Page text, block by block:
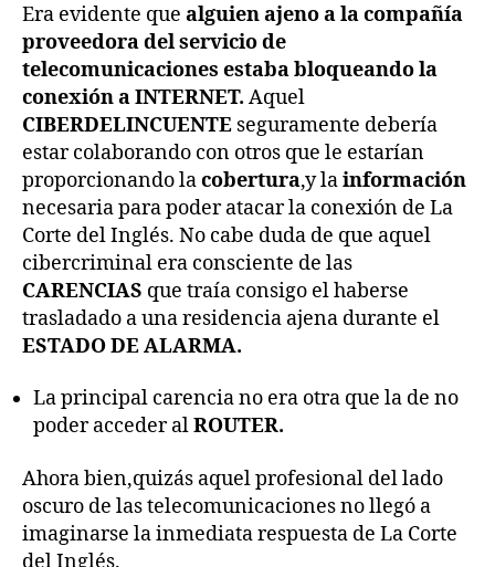
Era evidente que alguien ajeno a la compañía
proveedora del servicio de
telecomunicaciones estaba bloqueando la
conexión a INTERNET. Aquel
CIBERDELINCUENTE seguramente debería
estar colaborando con otros que le estarían
proporcionando lacobertura,y lainformación
necesaria para poder atacar la conexión de La
Corte del Inglés. No cabe duda de que aquel
cibercriminal era consciente de las
CARENCIAS que traía consigo el haberse
trasladado a una residencia ajena durante el
ESTADO DE ALARMA.
La principal carencia no era otra que la de no
poder acceder alROUTER.
Ahora bien,quizás aquel profesional del lado
oscuro de las telecomunicaciones no llegó a
imaginarse la inmediata respuesta de La Corte
del Inglés.